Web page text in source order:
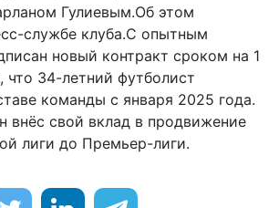
Гулиевым.Oб этом
службе клуба.С опытным
новый контракт сроком на 1
что 34-летний футболист
команды с января 2025 года.
внёс свой вклад в продвижение
лиги до Премьер-лиги.